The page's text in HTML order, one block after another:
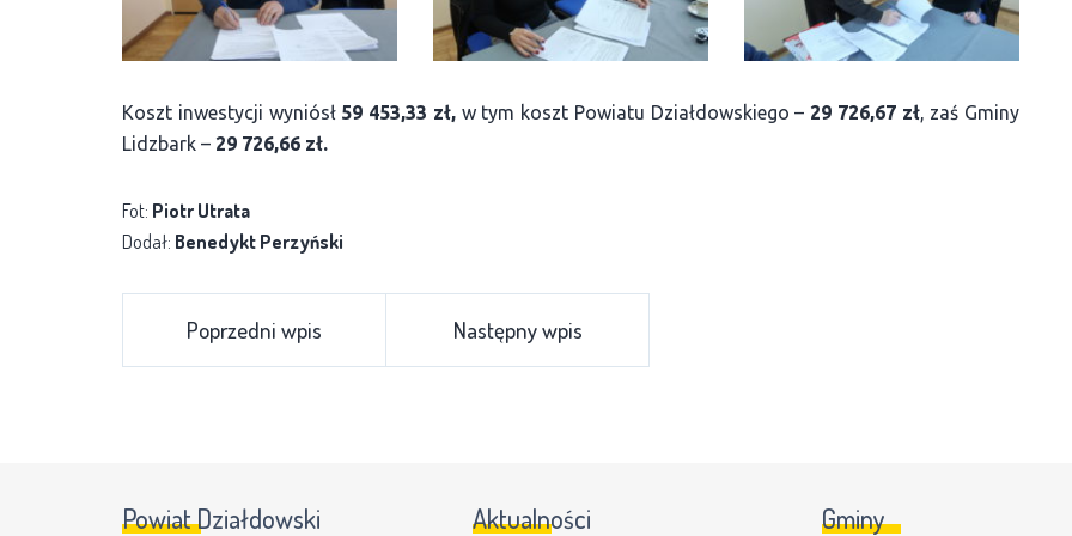
Koszt inwestycji wyniósł 59 453,33 zł,w tym koszt Powiatu Działdowskiego – 29 726,67 zł, zaś Gminy
Lidzbark – 29 726,66 zł.
Fot: Piotr Utrata
Dodał: Benedykt Perzyński
Poprzedni wpis Następny wpis
Powiat Działdowski Aktualności Gminy